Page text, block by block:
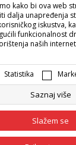
što precizniji u
artikli prikazani na
dostupni u svakom
kako bi ova web
dalja unapređenja
iskustva,
funkcionalnost
naših
Statistika
Saznaj više
Slažem se